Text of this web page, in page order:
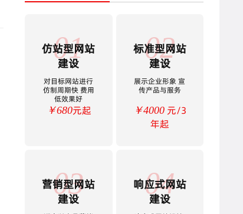
01
仿站型网站
建设
对目标网站进行
仿制周期快 费用
低效果好
￥680元起
02
标准型网站
建设
展示企业形象 宣
传产品与服务
￥4000 元/3
年起
03
营销型网站
建设
04
响应式网站
建设